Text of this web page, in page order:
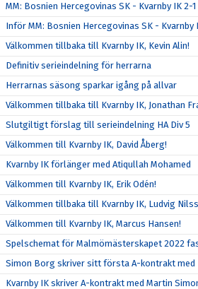
MM: Bosnien Hercegovinas SK - Kvarnby IK 2-1
Inför MM: Bosnien Hercegovinas SK - Kvarnby
Välkommen tillbaka till Kvarnby IK, Kevin Alin!
Definitiv serieindelning för herrarna
Herrarnas säsong sparkar igång på allvar
Välkommen tillbaka till Kvarnby IK, Jonathan
Slutgiltigt förslag till serieindelning HA Div 5
Välkommen till Kvarnby IK, David Åberg!
Kvarnby IK förlänger med Atiqullah Mohamed
Välkommen till Kvarnby IK, Erik Odén!
Välkommen tillbaka till Kvarnby IK, Ludvig
Välkommen till Kvarnby IK, Marcus Hansen!
Spelschemat för Malmömästerskapet 2022
Simon Borg skriver sitt första A-kontrakt med
Kvarnby IK skriver A-kontrakt med Martin